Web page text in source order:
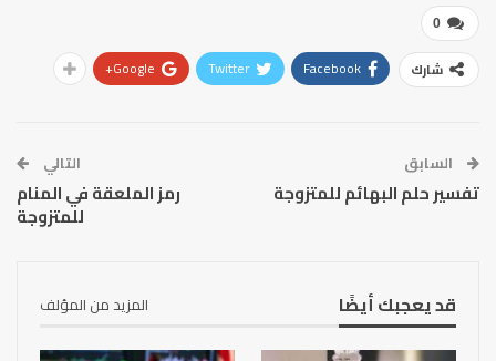
0
شارك Facebook
Twitter
Google+
السابق
تفسير حلم البهائم للمتزوجة
التالي
رمز الملعقة في المنام
للمتزوجة
قد يعجبك أيضًا المزيد من المؤلف